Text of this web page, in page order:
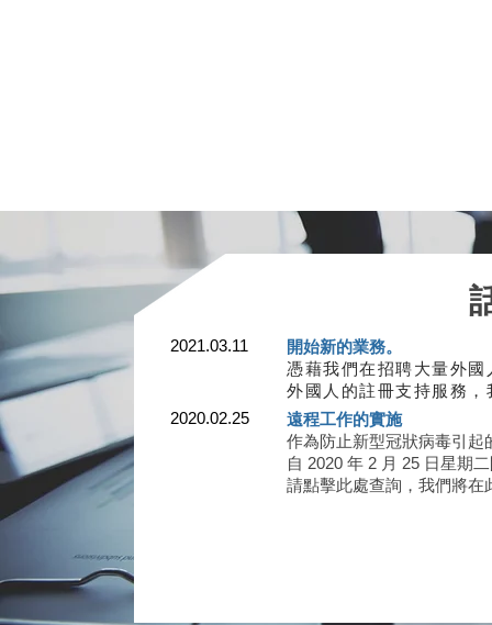
開始新的業務。
憑藉我們在招聘大量外
外國人的註冊支持服務
2021.03.11
2020.02.25
遠程工作的實施
作為防止新型冠狀病毒引起
自 2020 年 2 月 25 日星期
請點擊此處查詢，我們將在